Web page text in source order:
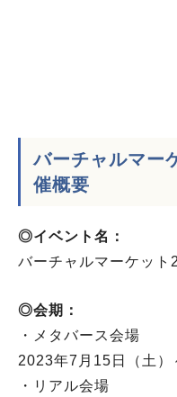
バーチャルマー
催概要
◎イベント名：
バーチャルマーケッ
◎会期：
・メタバース会場
2023年7月15日（土）
・リアル会場